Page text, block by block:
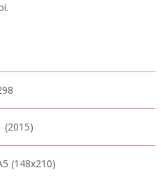
(2015)
(148x210)